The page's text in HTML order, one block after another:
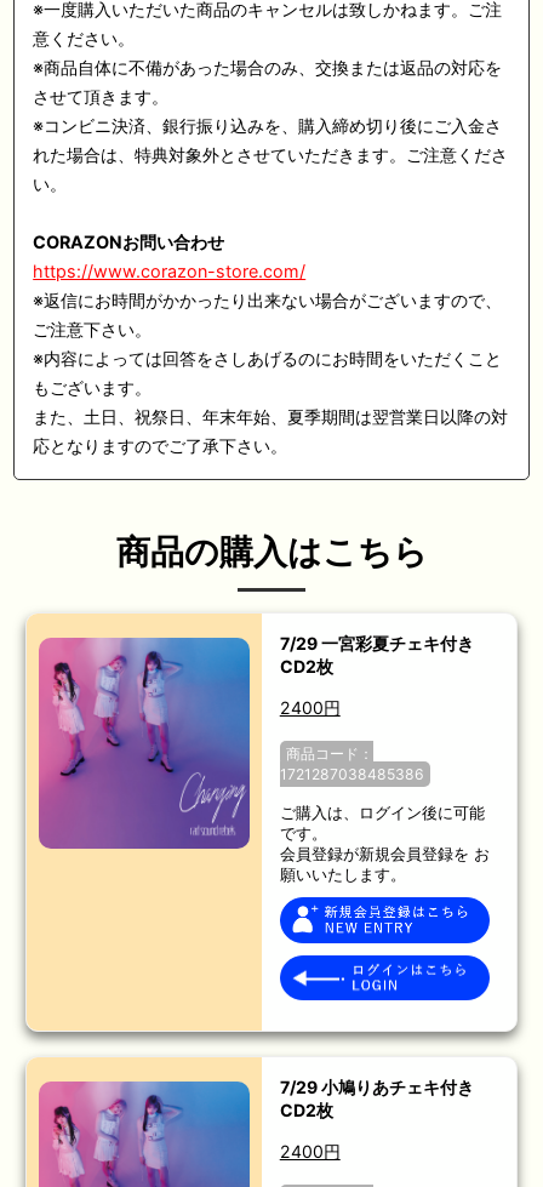
※一度購入いただいた商品のキャンセルは致しかねます。ご注
意ください。
※商品自体に不備があった場合のみ、交換または返品の対応を
させて頂きます。
※コンビニ決済、銀行振り込みを、購入締め切り後にご入金さ
れた場合は、特典対象外とさせていただきます。ご注意くださ
い。
CORAZONお問い合わせ
https://www.corazon-store.com/
※返信にお時間がかかったり出来ない場合がございますので、
ご注意下さい。
※内容によっては回答をさしあげるのにお時間をいただくこと
もございます。
また、土日、祝祭日、年末年始、夏季期間は翌営業日以降の対
応となりますのでご了承下さい。
商品の購入はこちら
7/29 一宮彩夏チェキ付き
CD2枚
2400円
商品コード：
1721287038485386
ご購入は、ログイン後に可能
です。
会員登録が新規会員登録を お
願いいたします。
7/29 小鳩りあチェキ付き
CD2枚
2400円